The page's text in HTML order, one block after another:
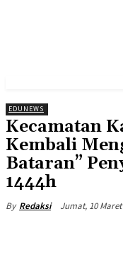
EDUNEWS
Kecamatan
Kembali
Bataran”
1444h
By Redaksi Jumat, 10 Maret